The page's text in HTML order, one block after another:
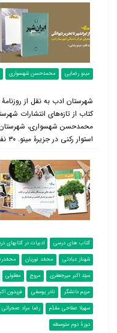
مینو رضایی محمدحسن شهسواری
شهرستان ادب به نقل از
کتاب از تازه‌های انتشارات
محمدحسن شهسواری، شهرستان
استوار رکنی در جزیرۀ مینو. ۳۰ نفر ...
کتاب های درسی
ادبیات در کتابهای
شهناز عبادتی
محمّد نوریان
سیّد اکبر میرجعفری
مروج معقولی
مریم دانشگر
نادر یوسفی فریدون
سهیلا صلاحی مقدّم
رضا مراد صحرائی
دورۀ دوم متوسطه